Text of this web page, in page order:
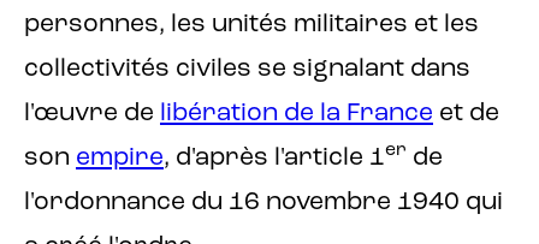
personnes, les unités militaires et les
collectivités civiles se signalant dans
l'œuvre de libération de la France et de
son empire, d'après l'article 1er de
l'ordonnance du 16 novembre 1940 qui